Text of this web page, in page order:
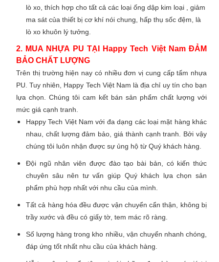
lò xo, thích hợp cho tất cả các loại ống dập kim loại , giảm
ma sát của thiết bị cơ khí nói chung, hấp thụ sốc đệm, là
lò xo khuôn lý tưởng.
2. MUA NHỰA PU TẠI Happy Tech Việt Nam ĐẢM
BẢO CHẤT LƯỢNG
Trên thị trường hiện nay có nhiều đơn vị cung cấp tấm nhựa
PU. Tuy nhiên, Happy Tech Việt Nam là địa chỉ uy tín cho bạn
lựa chọn. Chúng tôi cam kết bán sản phẩm chất lượng với
mức giá cạnh tranh.
Happy Tech Việt Nam với đa dạng các loại mặt hàng khác
nhau, chất lượng đảm bảo, giá thành cạnh tranh. Bởi vậy
chúng tôi luôn nhận được sự ủng hộ từ Quý khách hàng.
Đội ngũ nhân viên được đào tạo bài bản, có kiến thức
chuyên sâu nên tư vấn giúp Quý khách lựa chọn sản
phẩm phù hợp nhất với nhu cầu của mình.
Tất cả hàng hóa đều được vận chuyển cẩn thận, không bị
trầy xước và đều có giấy tờ, tem mác rõ ràng.
Số lượng hàng trong kho nhiều, vận chuyển nhanh chóng,
đáp ứng tốt nhất nhu cầu của khách hàng.